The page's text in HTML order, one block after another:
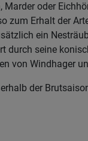
oder
zum Erhalt der
ein
seine
von Windhager
der